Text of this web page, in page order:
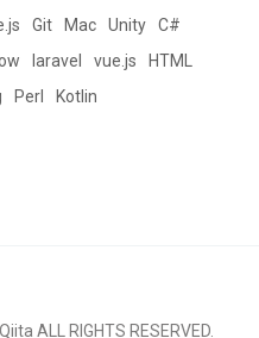
Git Mac Unity
C#
laravel vue.js
HTML
Perl
Kotlin
ALL RIGHTS RESERVED.